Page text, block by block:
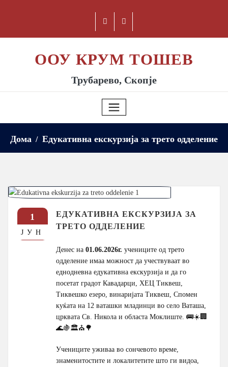
ООУ КРУМ ТОШЕВ
Трубарево, Скопје
Дома Едукативна екскурзија за трето одделение
1
ЈУН
ЕДУКАТИВНА ЕКСКУРЗИЈА ЗА
ТРЕТО ОДДЕЛЕНИЕ
Денес на01.06.2026г. учениците од трето
одделение имаа можност да учествуваат во
еднодневна едукативна екскурзија и да го
посетат градот Кавадарци, ХЕЦ Тиквеш,
Тиквешко езеро, винаријата Тиквеш, Спомен
куќата на 12 ваташки младинци во село Ваташа,
црквата Св. Никола и областа Моклиште. 🚌☀️🏢
🌊🍇🏛️⛪🌳
Учениците уживаа во сончевото време,
знаменитостите и локалитетите што ги видоа,